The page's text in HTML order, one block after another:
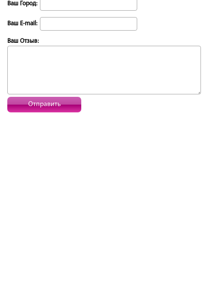
Ваш Город:
Ваш E-mail:
Ваш Отзыв:
Отправить